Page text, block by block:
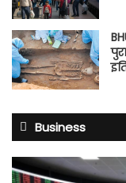
Business